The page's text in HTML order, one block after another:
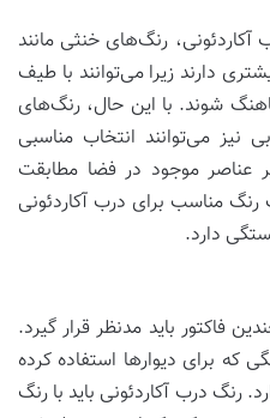
رنگ‌های خنثی مانند
دارند زیرا می‌توانند با طیف
شوند. با این حال، رنگ‌های
نیز می‌توانند انتخاب مناسبی
عناصر موجود در فضا مطابقت
رنگ مناسب برای درب آکاردئونی
دارد.
فاکتور باید مدنظر قرار گیرد.
برای دیوارها استفاده کرده
رنگ درب آکاردئونی باید با رنگ